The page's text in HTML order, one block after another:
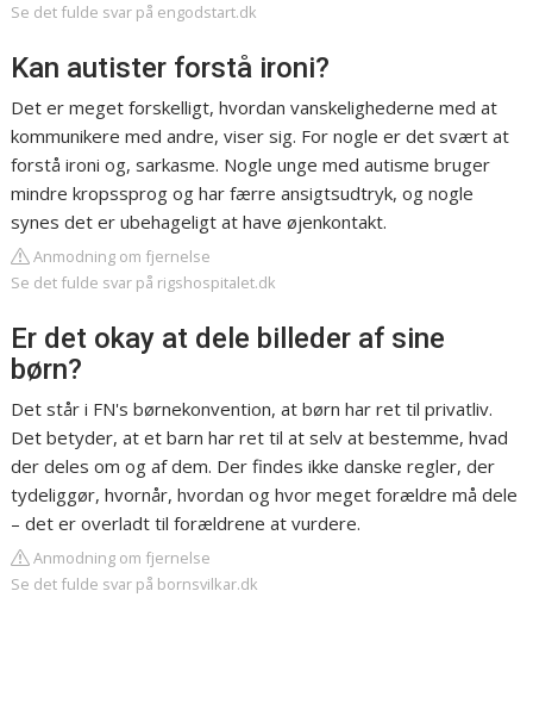
Se det fulde svar på engodstart.dk
Kan autister forstå ironi?
Det er meget forskelligt, hvordan vanskelighederne med at
kommunikere med andre, viser sig. For nogle er det svært at
forstå ironi og, sarkasme. Nogle unge med autisme bruger
mindre kropssprog og har færre ansigtsudtryk, og nogle
synes det er ubehageligt at have øjenkontakt.
Anmodning om fjernelse
Se det fulde svar på rigshospitalet.dk
Er det okay at dele billeder af sine
børn?
Det står i FN's børnekonvention, at børn har ret til privatliv.
Det betyder, at et barn har ret til at selv at bestemme, hvad
der deles om og af dem. Der findes ikke danske regler, der
tydeliggør, hvornår, hvordan og hvor meget forældre må dele
– det er overladt til forældrene at vurdere.
Anmodning om fjernelse
Se det fulde svar på bornsvilkar.dk